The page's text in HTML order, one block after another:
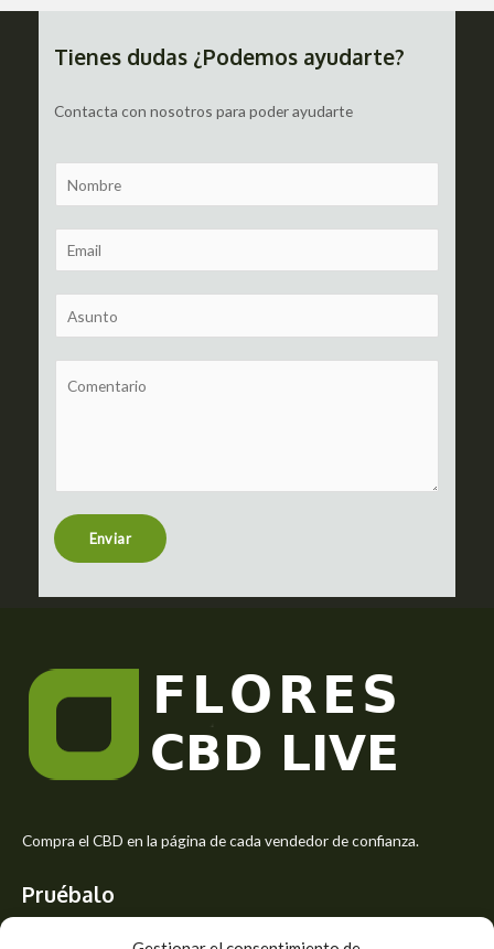
de
Tienes dudas ¿Podemos ayudarte?
Contacta con nosotros para poder ayudarte
a
m
m
a
u
b
t
r
s
e
Enviar
Compra el CBD en la página de cada vendedor de confianza.
Pruébalo
Siente el mejor aroma de las flores CBD y usa los beneficios del